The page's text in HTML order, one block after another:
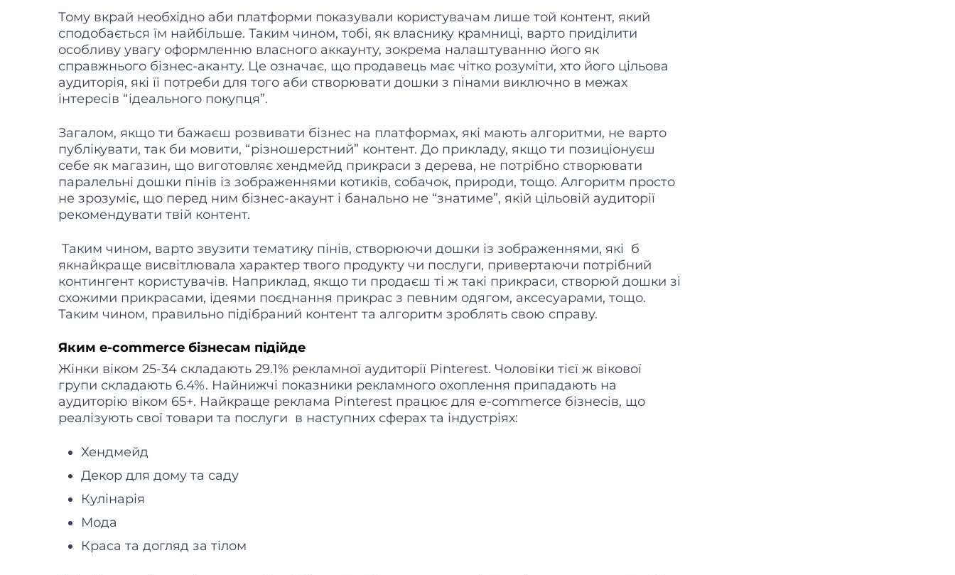
Тому вкрай необхідно аби платформи показували користувачам лише той контент, який
сподобається їм найбільше. Таким чином, тобі, як власнику крамниці, варто приділити
особливу увагу оформленню власного аккаунту, зокрема налаштуванню його як
справжнього бізнес-аканту. Це означає, що продавець має чітко розуміти, хто його цільова
аудиторія, які її потреби для того аби створювати дошки з пінами виключно в межах
інтересів “ідеального покупця”.
Загалом, якщо ти бажаєш розвивати бізнес на платформах, які мають алгоритми, не варто
публікувати, так би мовити, “різношерстний” контент. До прикладу, якщо ти позиціонуєш
себе як магазин, що виготовляє хендмейд прикраси з дерева, не потрібно створювати
паралельні дошки пінів із зображеннями котиків, собачок, природи, тощо. Алгоритм просто
не зрозуміє, що перед ним бізнес-акаунт і банально не “знатиме”, якій цільовій аудиторії
рекомендувати твій контент.
Таким чином, варто звузити тематику пінів, створюючи дошки із зображеннями, які б
якнайкраще висвітлювала характер твого продукту чи послуги, привертаючи потрібний
контингент користувачів. Наприклад, якщо ти продаєш ті ж такі прикраси, створюй дошки зі
схожими прикрасами, ідеями поєднання прикрас з певним одягом, аксесуарами, тощо.
Таким чином, правильно підібраний контент та алгоритм зроблять свою справу.
Яким e-commerce бізнесам підійде
Жінки віком 25-34 складають 29.1% рекламної аудиторії Pinterest. Чоловіки тієї ж вікової
групи складають 6.4%. Найнижчі показники рекламного охоплення припадають на
аудиторію віком 65+. Найкраще реклама Pinterest працює для e-сommerce бізнесів, що
реалізують свої товари та послуги в наступних сферах та індустріях:
Хендмейд
Декор для дому та саду
Кулінарія
Мода
Краса та догляд за тілом